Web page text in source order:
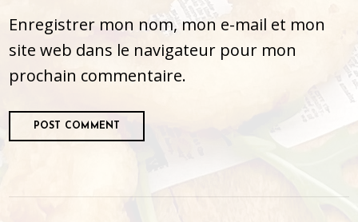
Enregistrer mon nom, mon e-mail et mon
site web dans le navigateur pour mon
prochain commentaire.